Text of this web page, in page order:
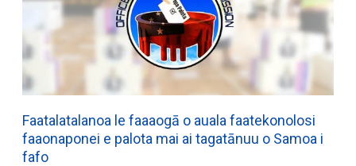
Faatalatalanoa le faaaogā o auala faatekonolosi
faaonaponei e palota mai ai tagatānuu o Samoa i
fafo